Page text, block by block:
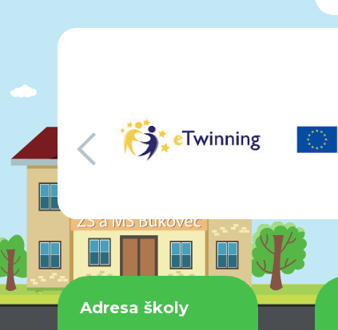
předchozí
Adresa školy